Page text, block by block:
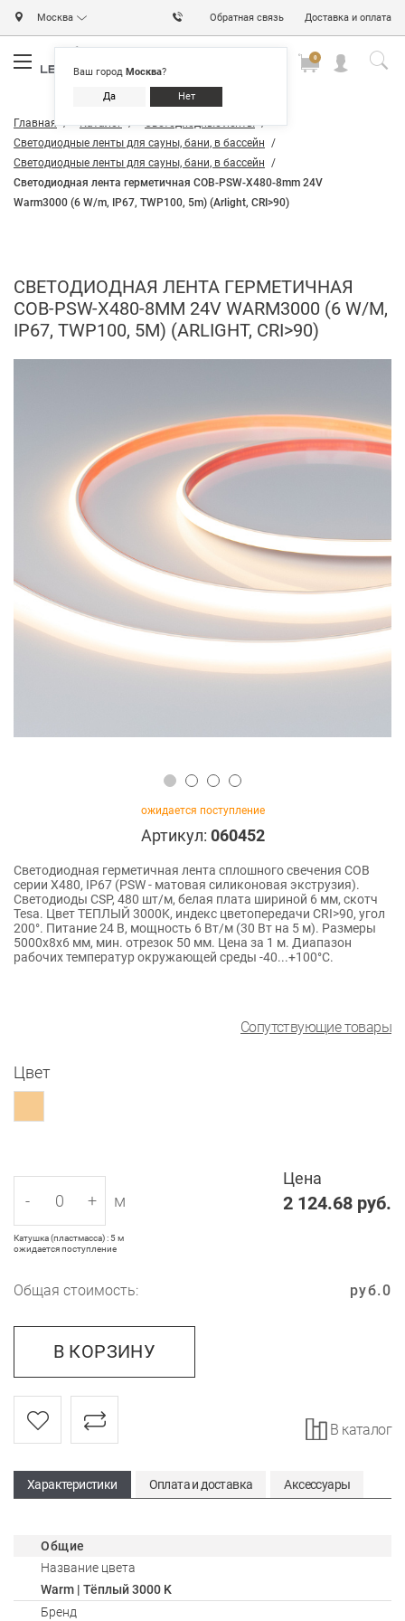
Москва
Ваш город Москва?
Да Нет
Обратная связь Доставка и оплата
0
Главная Каталог
Светодиодные ленты
Светодиодные ленты для сауны, бани, в бассейн
Светодиодные ленты для сауны, бани, в бассейн
Светодиодная лента герметичная COB-PSW-X480-8mm 24V
Warm3000 (6 W/m, IP67, TWP100, 5m) (Arlight, CRI>90)
СВЕТОДИОДНАЯ ЛЕНТА ГЕРМЕТИЧНАЯ
COB-PSW-X480-8MM 24V WARM3000 (6 W/M,
IP67, TWP100, 5M) (ARLIGHT, CRI>90)
ожидается поступление
Артикул: 060452
Светодиодная герметичная лента сплошного свечения COB
серии X480, IP67 (PSW - матовая силиконовая экструзия).
Светодиоды CSP, 480 шт/м, белая плата шириной 6 мм, скотч
Tesa. Цвет ТЕПЛЫЙ 3000K, индекс цветопередачи CRI>90, угол
200°. Питание 24 В, мощность 6 Вт/м (30 Вт на 5 м). Размеры
5000x8x6 мм, мин. отрезок 50 мм. Цена за 1 м. Диапазон
рабочих температур окружающей среды -40...+100°С.
Сопутствующие товары
Цвет
Цена
2 124.68 руб.
- + м
Катушка (пластмасса) : 5 м
ожидается поступление
Общая стоимость: 0
руб.
В КОРЗИНУ
В каталог
Характеристики Оплата и доставка Аксессуары
Общие
Название цвета
Warm | Тёплый 3000 K
Бренд